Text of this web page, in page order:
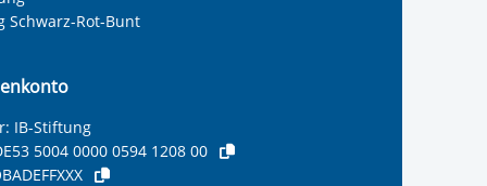
Schwarz-Rot-Bunt
IB-Stiftung
5004 0000 0594 1208 00